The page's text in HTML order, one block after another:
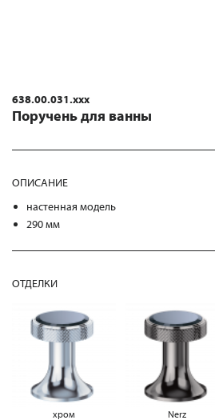
638.00.031.xxx
Поручень для ванны
ОПИСАНИЕ
настенная модель
290 мм
ОТДЕЛКИ
хром Nerz